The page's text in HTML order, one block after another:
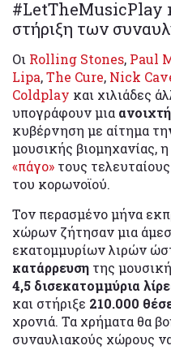
#LetTheMusicPlay
στήριξη των
Οι Rolling Stones, Paul
Lipa,The Cure, Nick
Coldplay και χιλιάδες
υπογράφουν μια
κυβέρνηση με αίτημα τη
μουσικής βιομηχανίας, η
«πάγο» τους
του κορωνοϊού.
Τον περασμένο μήνα
χώρων ζήτησαν μια
εκατομμυρίων λιρών
κατάρρευση της
4,5 δισεκατομμύρια
και στήριξε 210.000
χρονιά. Τα χρήματα θα
συναυλιακούς χώρους